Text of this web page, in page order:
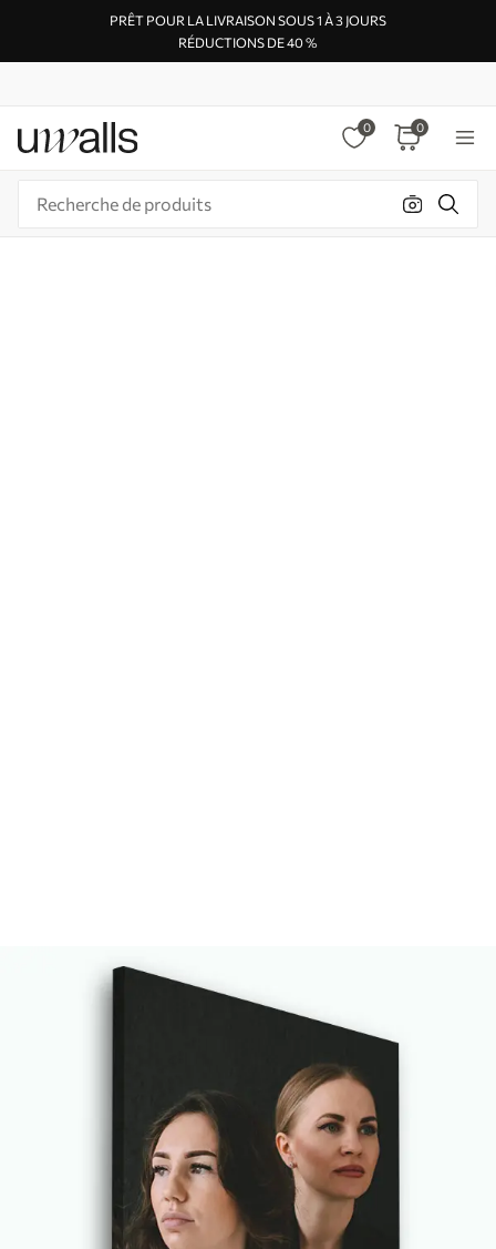
PRÊT POUR LA LIVRAISON SOUS 1 À 3 JOURS
RÉDUCTIONS DE 40 %
0 0